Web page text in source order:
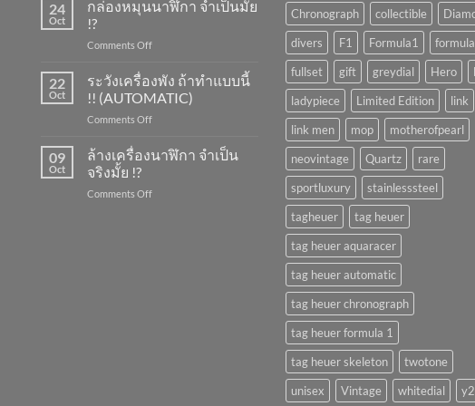
ทำ
ไง
?
24
Oct
กล่องหมุนนาฬิกา จำเป็นมั้ย
!?
Comments Offon
หมุน
จำเป็น
มั้ย
22
Oct
ระวังเครื่องพัง ถ้าทำแบบนี้
!! (AUTOMATIC)
Comments Offon
เครื่อง
ทำ
09
Oct
ล้างเครื่องนาฬิกา จำเป็น
จริงมั้ย !?
Comments Offon
Chronograph
collectible
divers
F1 Formula1
fullset
gift greydial Hero
ladypiece
Limited Edition
link
link men
mop
motherofpearl
neovintage
Quartz
rare
sportluxury
stainlesssteel
tagheuer
tag heuer
tag heuer aquaracer
tag heuer automatic
tag heuer chronograph
tag heuer formula 1
tag heuer skeleton
twotone
unisex
Vintage whitedial